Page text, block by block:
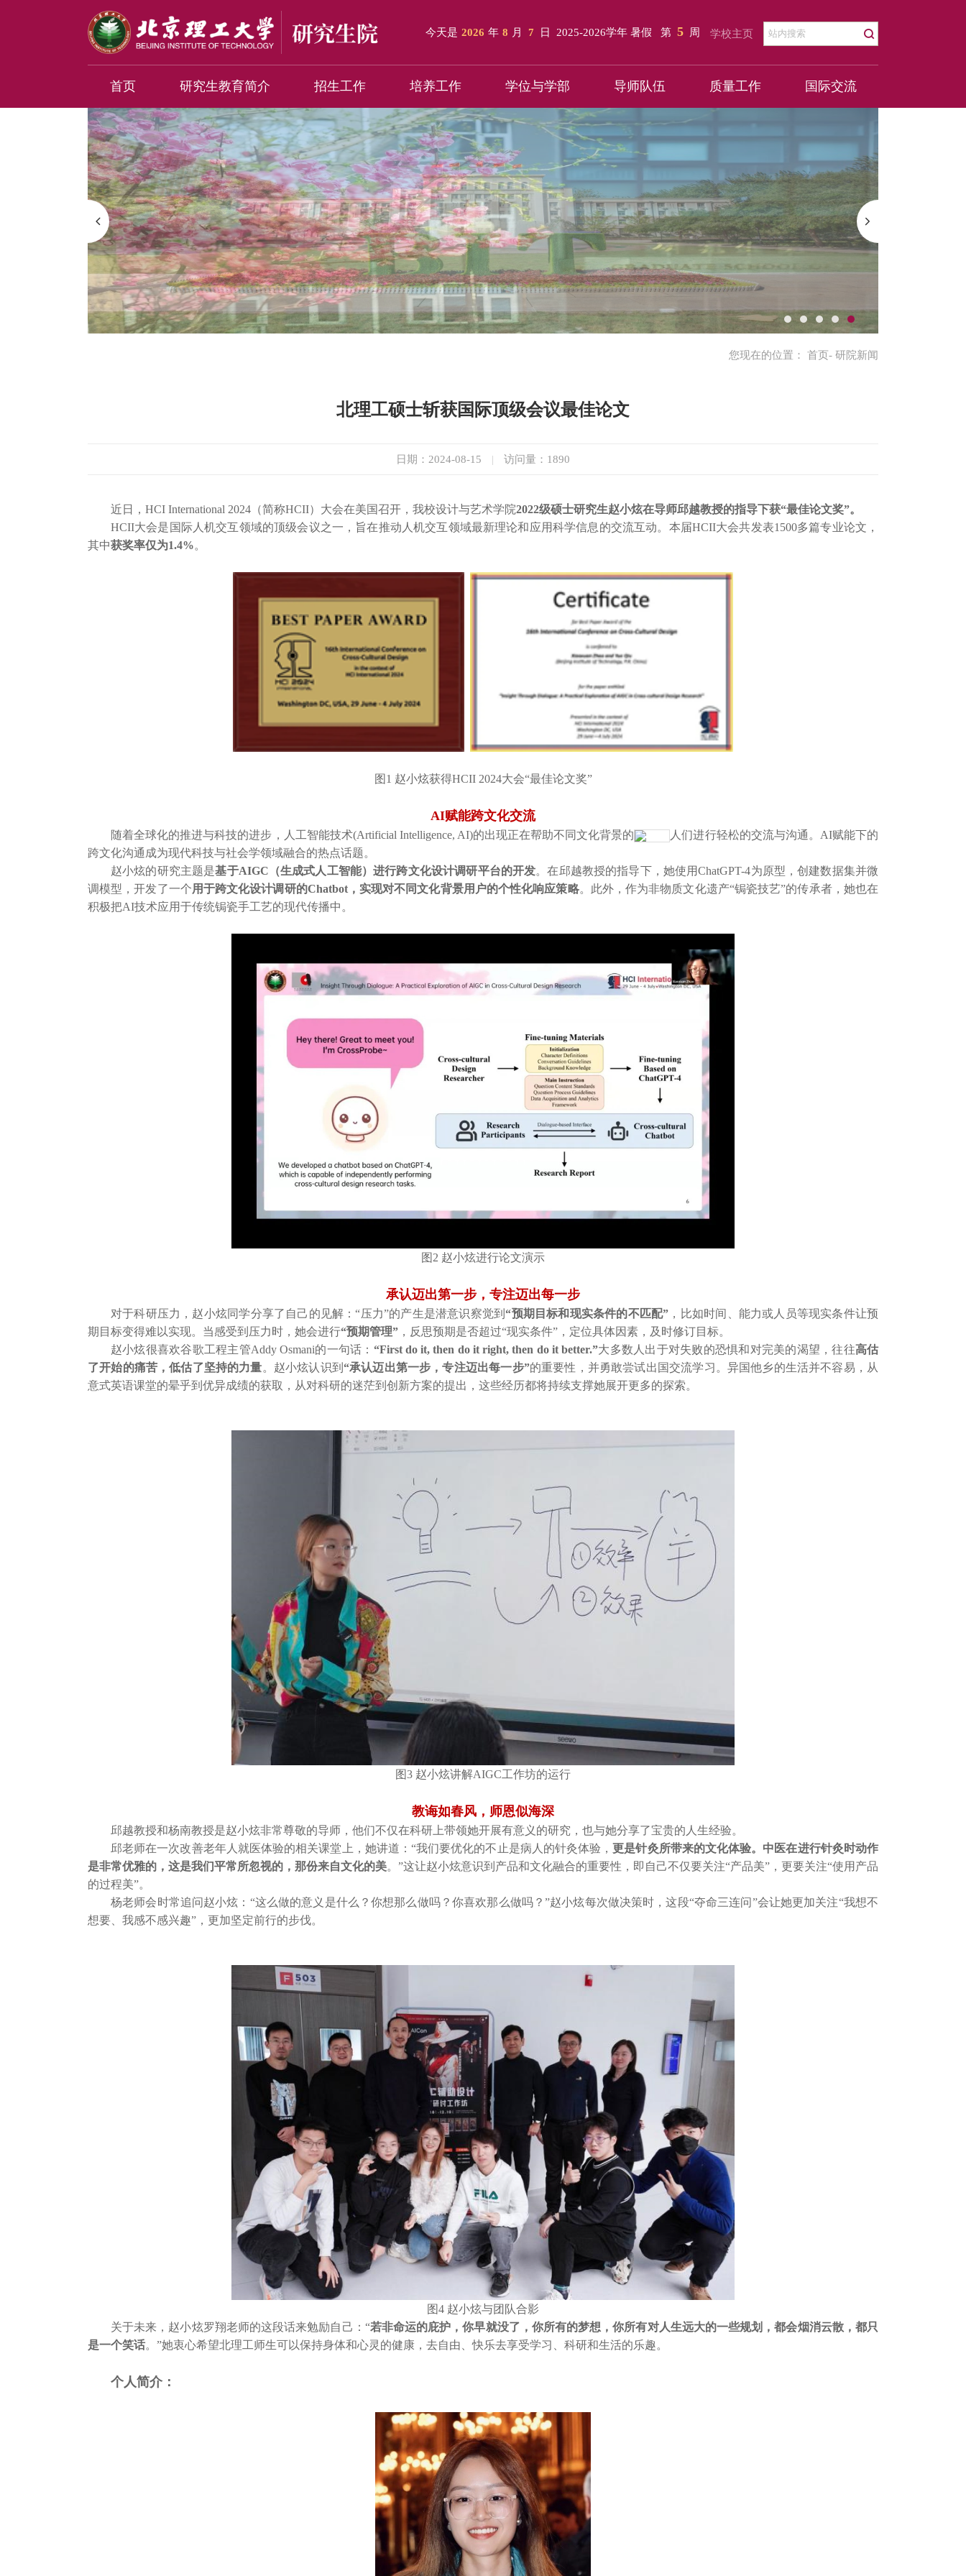
今天是 2026 年 8 月 7 日 2025-2026学年 暑假 第 5 周 学校主页
首页 研究生教育简介 招生工作 培养工作 学位与学部 导师队伍 质量工作 国际交流
您现在的位置： 首页- 研院新闻
北理工硕士斩获国际顶级会议最佳论文
日期：2024-08-15 | 访问量： 1890
近日，HCI International 2024（简称HCII）大会在美国召开，我校设计与艺术学院2022级硕士研究生赵小炫在导师邱越教授的指导下获“最佳论文奖”。
HCII大会是国际人机交互领域的顶级会议之一，旨在推动人机交互领域最新理论和应用科学信息的交流互动。本届HCII大会共发表1500多篇专业论文，
其中获奖率仅为1.4%。
图1 赵小炫获得HCII 2024大会“最佳论文奖”
AI赋能跨文化交流
随着全球化的推进与科技的进步，人工智能技术(Artificial Intelligence, AI)的出现正在帮助不同文化背景的
人们进行轻松的交流与沟通。AI赋能下的
跨文化沟通成为现代科技与社会学领域融合的热点话题。
赵小炫的研究主题是基于AIGC （生成式人工智能）进行跨文化设计调研平台的开发。在邱越教授的指导下，她使用ChatGPT-4为原型，创建数据集并微
调模型，开发了一个用于跨文化设计调研的Chatbot，实现对不同文化背景用户的个性化响应策略。此外，作为非物质文化遗产“锔瓷技艺”的传承者，她也在
积极把AI技术应用于传统锔瓷手工艺的现代传播中。
图2 赵小炫进行论文演示
承认迈出第一步，专注迈出每一步
对于科研压力，赵小炫同学分享了自己的见解：“压力”的产生是潜意识察觉到“预期目标和现实条件的不匹配” ，比如时间、能力或人员等现实条件让预
期目标变得难以实现。当感受到压力时，她会进行“预期管理” ，反思预期是否超过“现实条件”，定位具体因素，及时修订目标。
赵小炫很喜欢谷歌工程主管Addy Osmani的一句话： “First do it, then do it right, then do it better.”大多数人出于对失败的恐惧和对完美的渴望，往往高估
了开始的痛苦，低估了坚持的力量。赵小炫认识到 “承认迈出第一步，专注迈出每一步”的重要性，并勇敢尝试出国交流学习。异国他乡的生活并不容易，从
意式英语课堂的晕乎到优异成绩的获取，从对科研的迷茫到创新方案的提出，这些经历都将持续支撑她展开更多的探索。
图3 赵小炫讲解AIGC工作坊的运行
教诲如春风，师恩似海深
邱越教授和杨南教授是赵小炫非常尊敬的导师，他们不仅在科研上带领她开展有意义的研究，也与她分享了宝贵的人生经验。
邱老师在一次改善老年人就医体验的相关课堂上，她讲道：“我们要优化的不止是病人的针灸体验，更是针灸所带来的文化体验。中医在进行针灸时动作
是非常优雅的，这是我们平常所忽视的，那份来自文化的美。”这让赵小炫意识到产品和文化融合的重要性，即自己不仅要关注“产品美”，更要关注“使用产品
的过程美”。
杨老师会时常追问赵小炫：“这么做的意义是什么？你想那么做吗？你喜欢那么做吗？”赵小炫每次做决策时，这段“夺命三连问”会让她更加关注“我想不
想要、我感不感兴趣”，更加坚定前行的步伐。
图4 赵小炫与团队合影
关于未来，赵小炫罗翔老师的这段话来勉励自己：“若非命运的庇护，你早就没了，你所有的梦想，你所有对人生远大的一些规划，都会烟消云散，都只
是一个笑话。”她衷心希望北理工师生可以保持身体和心灵的健康，去自由、快乐去享受学习、科研和生活的乐趣。
个人简介：